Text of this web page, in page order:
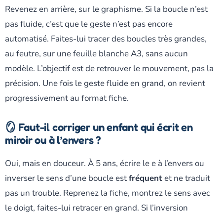
Revenez en arrière, sur le graphisme. Si la boucle n’est
pas fluide, c’est que le geste n’est pas encore
automatisé. Faites-lui tracer des boucles très grandes,
au feutre, sur une feuille blanche A3, sans aucun
modèle. L’objectif est de retrouver le mouvement, pas la
précision. Une fois le geste fluide en grand, on revient
progressivement au format fiche.
🪞 Faut-il corriger un enfant qui écrit en
miroir ou à l’envers ?
Oui, mais en douceur. À 5 ans, écrire le e à l’envers ou
inverser le sens d’une boucle estfréquentet ne traduit
pas un trouble. Reprenez la fiche, montrez le sens avec
le doigt, faites-lui retracer en grand. Si l’inversion